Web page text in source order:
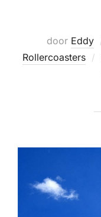
door Eddy
Rollercoasters